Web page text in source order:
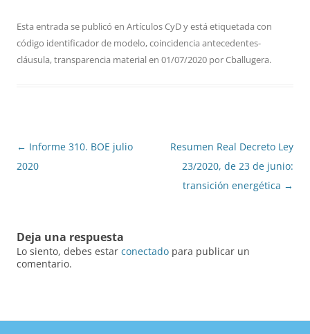
Esta entrada se publicó en Artículos CyDy está etiquetada con
código identificador de modelo,coincidencia antecedentes-
cláusula,transparencia materialen 01/07/2020 porCballugera.
Navegación
de
← Informe 310. BOE julio
2020
Resumen Real Decreto Ley
23/2020, de 23 de junio:
transición energética →
Deja una respuesta
Lo siento, debes estar conectado para publicar un
comentario.